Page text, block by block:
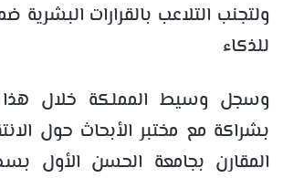
ولتجنب التلاعب بالقرارات البشرية
للذكاء
وسجل وسيط المملكة خلال هذا
بشراكة مع مختبر الأبحاث حول
المقارن بجامعة الحسن الأول